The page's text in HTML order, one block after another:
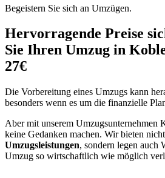
Begeistern Sie sich an Umzügen.
Hervorragende Preise
Sie Ihren Umzug in
27€
Die Vorbereitung eines Umzugs kann
besonders wenn es um die finanzielle
Aber mit unserem Umzugsunternehmen
keine Gedanken machen. Wir bieten
Umzugsleistungen, sondern legen auch
Umzug so wirtschaftlich wie möglich